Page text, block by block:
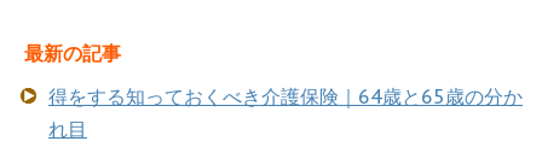
最新の記事
得をする知っておくべき介護保険｜64歳と65歳の分か
れ目